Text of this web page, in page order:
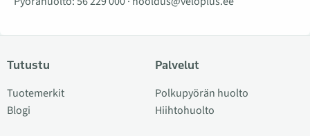
Tutustu
Tuotemerkit
Blogi
Palvelut
Polkupyörän huolto
Hiihtohuolto